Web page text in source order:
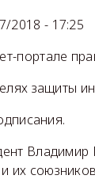
2018 - 17:25
портале
защиты
Владимир
их